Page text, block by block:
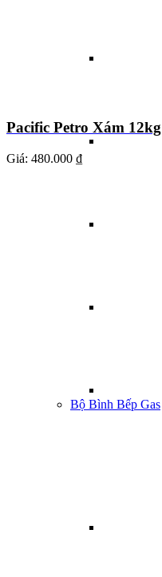
Bộ Bình Bếp Gas
Pacific Petro Xám 12kg
Giá: 480.000 ₫